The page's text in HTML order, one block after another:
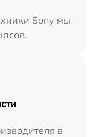
Sony мы
в